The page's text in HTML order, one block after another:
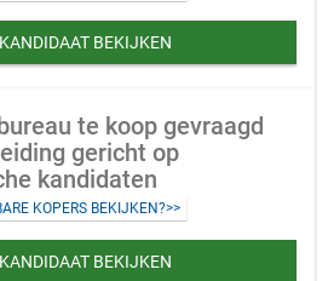
BEKIJKEN
te koop gevraagd
gericht op
kandidaten
KOPERS BEKIJKEN?>>
BEKIJKEN